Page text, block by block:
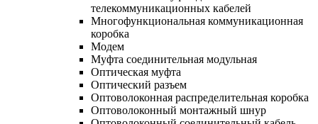
телекоммуникационных кабелей
Многофункциональная коммуникационная
коробка
Модем
Муфта соединительная модульная
Оптическая муфта
Оптический разъем
Оптоволоконная распределительная коробка
Оптоволоконный монтажный шнур